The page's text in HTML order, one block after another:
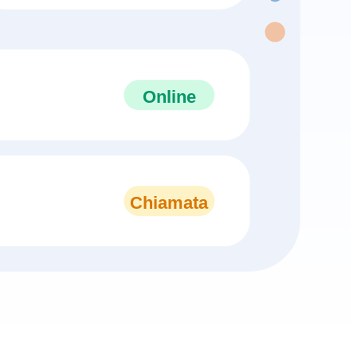
Online
Chiamata